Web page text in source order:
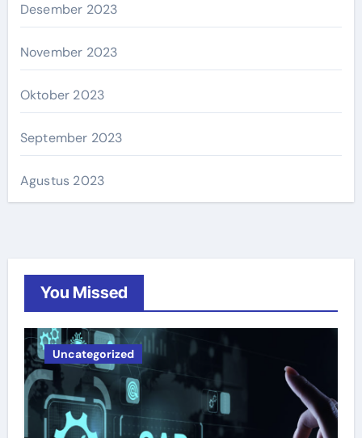
Desember 2023
November 2023
Oktober 2023
September 2023
Agustus 2023
You Missed
Uncategorized